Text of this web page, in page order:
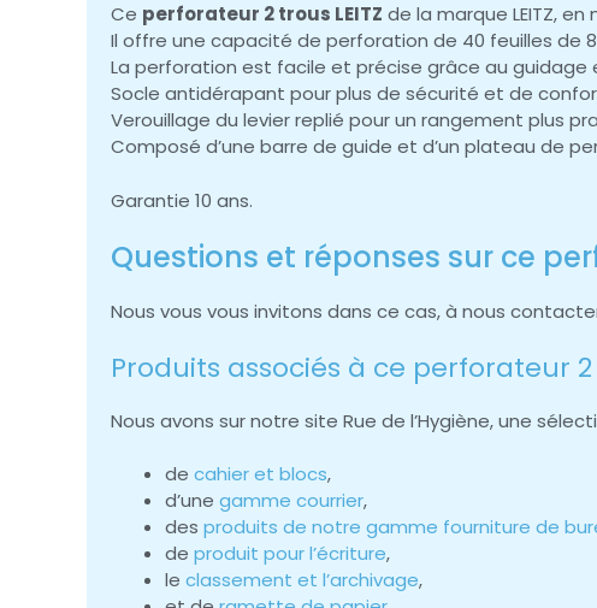
Ce perforateur 2 trous LEITZ de la marque LEITZ,
Il offre une capacité de perforation de 40 feuilles de
La perforation est facile et précise grâce au guidage
Socle antidérapant pour plus de sécurité et de
Verouillage du levier replié pour un rangement plus
Composé d’une barre de guide et d’un plateau de
Garantie 10 ans.
Questions et réponses sur ce
Nous vous vous invitons dans ce cas, à nous
Produits associés à ce perforateur
Nous avons sur notre site Rue de l’Hygiène, une
de cahier et blocs,
d’une gamme courrier,
des produits de notre gamme fourniture de
de produit pour l’écriture,
le classement et l’archivage,